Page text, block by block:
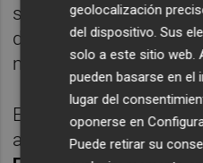
supuestos, resulta
dirigía el
margen de cualquier
El caso también ha
aislamiento político
geolocalización
del dispositivo. Sus
solo a este sitio web.
pueden basarse en el
lugar del
oponerse en
Puede retirar su